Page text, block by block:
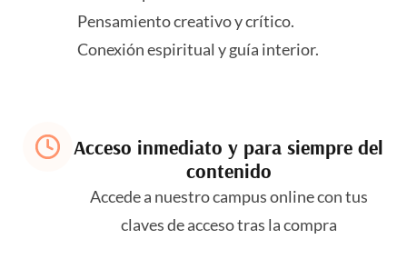
Pensamiento creativo y crítico.
Conexión espiritual y guía interior.
Acceso inmediato y para siempre del
contenido
Accede a nuestro campus online con tus
claves de acceso tras la compra